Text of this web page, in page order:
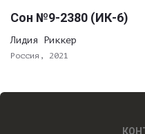
Сон №9-2380 (ИК-6)
Лидия Риккер
Россия, 2021